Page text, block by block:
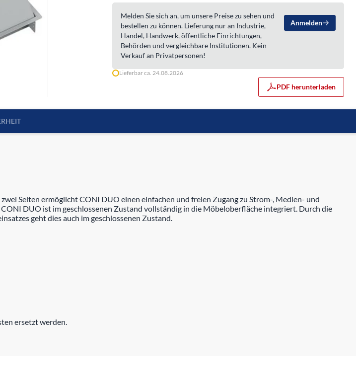
Melden Sie sich an, um unsere Preise zu sehen und
bestellen zu können. Lieferung nur an Industrie,
Handel, Handwerk, öffentliche Einrichtungen,
Behörden und vergleichbare Institutionen. Kein
Verkauf an Privatpersonen!
Anmelden
Lieferbar ca. 24.08.2026
PDF herunterladen
Seiten ermöglicht CONI DUO einen einfachen und freien Zugang zu Strom-, Medien- und
DUO ist im geschlossenen Zustand vollständig in die Möbeloberfläche integriert. Durch die
geht dies auch im geschlossenen Zustand.
ersetzt werden.